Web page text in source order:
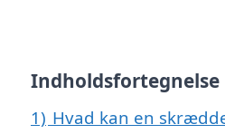
Indholdsfortegnelse
1) Hvad kan en